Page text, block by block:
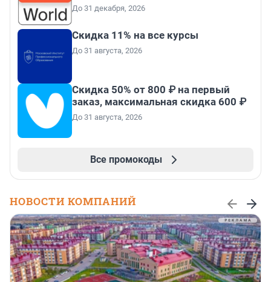
До 31 декабря, 2026
Скидка 11% на все курсы
До 31 августа, 2026
Скидка 50% от 800 ₽ на первый
заказ, максимальная скидка 600 ₽
До 31 августа, 2026
Все промокоды
НОВОСТИ КОМПАНИЙ